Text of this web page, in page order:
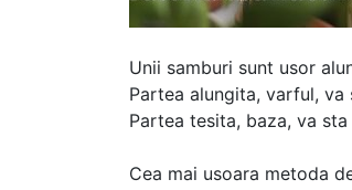
Unii samburi sunt usor
Partea alungita, varful, va
Partea tesita, baza, va
Cea mai usoara metoda